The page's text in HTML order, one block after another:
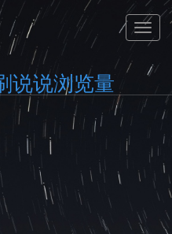
说说浏览量